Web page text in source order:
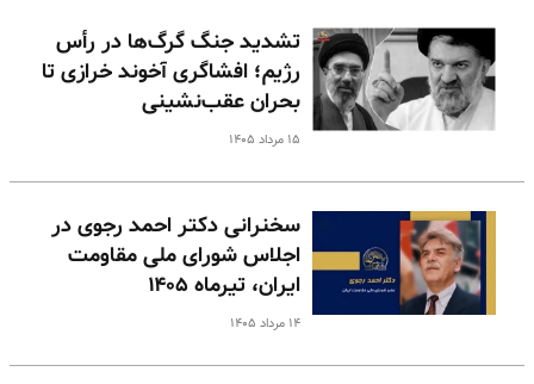
تشدید جنگ گرگ‌ها در رأس
رژیم؛ افشاگری آخوند خرازی تا
بحران عقب‌نشینی
۱۵ مرداد ۱۴۰۵
سخنرانی دکتر احمد رجوی در
اجلاس شورای ملی مقاومت
ایران، تیرماه ۱۴۰۵
۱۴ مرداد ۱۴۰۵